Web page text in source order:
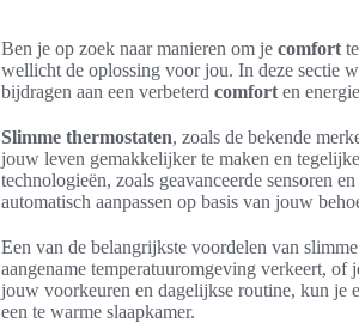
Ben je op zoek naar manieren om je comfort
wellicht de oplossing voor jou. In deze sectie
bijdragen aan een verbeterd comfort en
Slimme thermostaten, zoals de bekende
jouw leven gemakkelijker te maken en
technologieën, zoals geavanceerde sensoren
automatisch aanpassen op basis van jouw
Een van de belangrijkste voordelen van
aangename temperatuuromgeving verkeert,
jouw voorkeuren en dagelijkse routine, kun je
een te warme slaapkamer.